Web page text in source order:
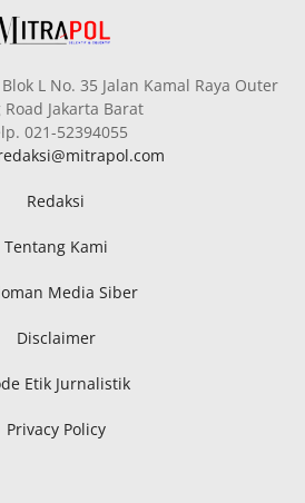
L No. 35 Jalan Kamal Raya Outer
Road Jakarta Barat
021-52394055
Redaksi
Tentang Kami
Media Siber
Disclaimer
Etik Jurnalistik
Privacy Policy